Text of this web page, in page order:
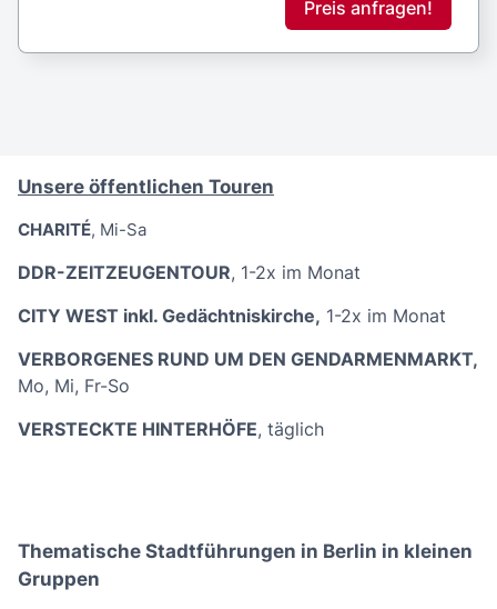
Preis anfragen!
Unsere öffentlichen Touren
CHARITÉ, Mi-Sa
DDR-ZEITZEUGENTOUR, 1-2x im Monat
CITY WEST inkl. Gedächtniskirche, 1-2x im Monat
VERBORGENES RUND UM DEN GENDARMENMARKT,
Mo, Mi, Fr-So
VERSTECKTE HINTERHÖFE, täglich
Thematische Stadtführungen in Berlin in kleinen
Gruppen